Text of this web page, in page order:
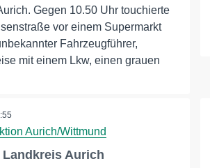
Gegen 10.50 Uhr touchierte
vor einem Supermarkt
Fahrzeugführer,
mit einem Lkw, einen grauen
Aurich/Wittmund
Landkreis Aurich